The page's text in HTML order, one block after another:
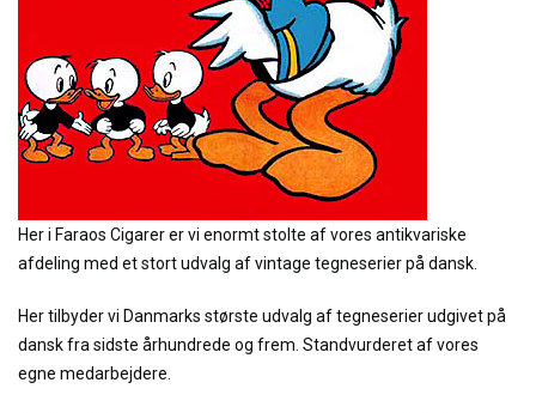
Her i Faraos Cigarer er vi enormt stolte af vores antikvariske
afdeling med et stort udvalg af vintage tegneserier på dansk.
Her tilbyder vi Danmarks største udvalg af tegneserier udgivet på
dansk fra sidste århundrede og frem. Standvurderet af vores
egne medarbejdere.